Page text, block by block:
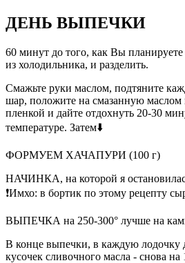
ДЕНЬ ВЫПЕЧКИ
60 минут до того, как Вы планируете
из холодильника, и разделить.
Смажьте руки маслом, подтяните
шар, положите на смазанную маслом
пленкой и дайте отдохнуть 20-30
температуре. Затем⬇️
ФОРМУЕМ ХАЧАПУРИ (100 г)
НАЧИНКА, на которой я
❗️Имхо: в бортик по этому рецепту
ВЫПЕЧКА на 250-300° лучше на
В конце выпечки, в каждую лодочку
кусочек сливочного масла - снова